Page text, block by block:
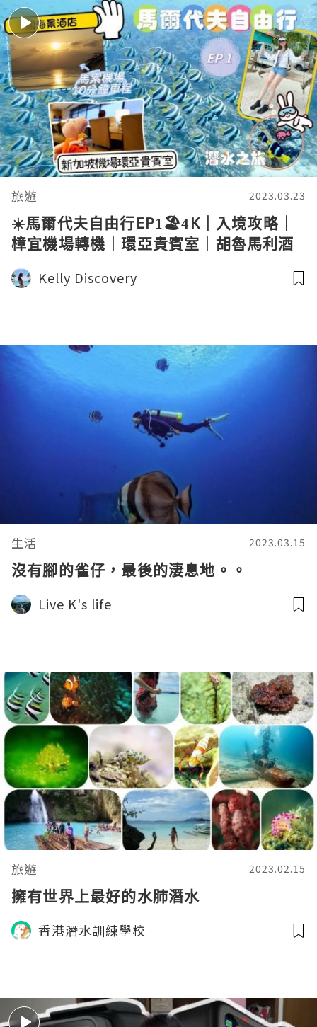
旅遊 2023.03.23
☀️馬爾代夫自由行EP1🏖️4K｜入境攻略｜
樟宜機場轉機｜環亞貴賓室｜胡魯馬利酒
店｜馬利潛水｜plaza premium lounge
｜maldives｜hulumale hotel｜diving
Kelly Discovery
生活 2023.03.15
沒有腳的雀仔，最後的淒息地。。
Live K's life
旅遊 2023.02.15
擁有世界上最好的水肺潛水
香港潛水訓練學校